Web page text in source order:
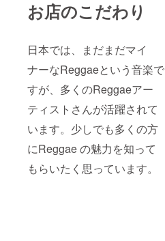
お店のこだわり
日本では、まだまだマイ
ナーなReggaeという音楽で
すが、多くのReggaeアー
ティストさんが活躍されて
います。少しでも多くの方
にReggae の魅力を知って
もらいたく思っています。